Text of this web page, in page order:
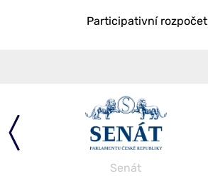
Participativní rozpočet
Senát